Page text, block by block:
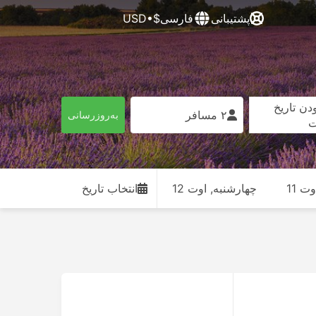
پشتیبانی فارسی$•USD
تاریخ
۲ مسافر به‌روزرسانی
11 چهارشنبه, اوت 12 انتخاب تاریخ